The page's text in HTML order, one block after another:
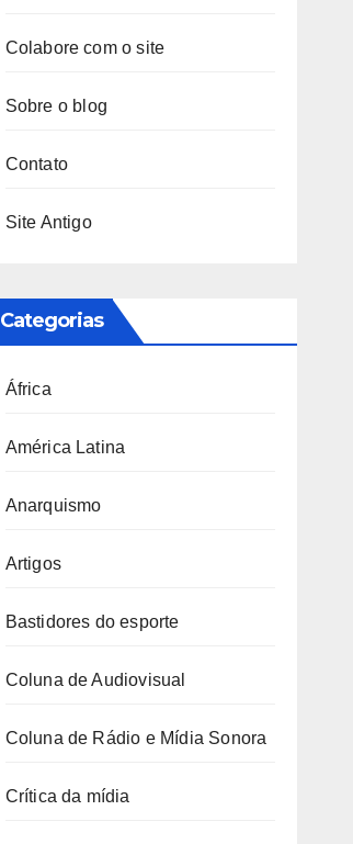
Colabore com o site
Sobre o blog
Contato
Site Antigo
Categorias
África
América Latina
Anarquismo
Artigos
Bastidores do esporte
Coluna de Audiovisual
Coluna de Rádio e Mídia Sonora
Crítica da mídia